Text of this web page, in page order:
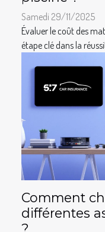
Samedi 29/11/2025
Évaluer le coût des
étape clé dans la
Comment
différentes
?